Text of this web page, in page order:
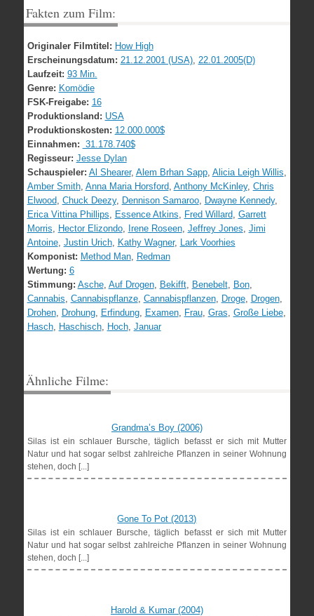
Fakten zum Film:
Originaler Filmtitel: How High
Erscheinungsdatum: 21.12.2001 (USA), 22.01.2005(D)
Laufzeit: 93 Min.
Genre: Komödie
FSK-Freigabe: 16
Produktionsland: USA
Produktionskosten: 12.000.000$
Einnahmen: 31.178.740$
Regisseur: Jesse Dylan
Schauspieler: Al Shearer, Alem Brhan Sapp, Alicia Leigh Willis,
Amber Smith, Anna Maria Horsford, Anthony McKinley, Chris
Elwood, Chuck Deezy, Dennison Samaroo, Dwayne Kennedy,
Erica Vittina Phillips, Essence Atkins, Fred Willard, Garrett
Morris, Hector Elizondo, Irene Roseen, Jeffrey Jones, Jimi
Antoine, Justin Urich, Kathy Wagner, Lark Voorhies
Komponist: Method Man, Redman
Wertung: 6
Stimmung: Asche, Auf Drogen, Bekifft, Benebelt, Bon,
Cannabis, Cannabispflanze, Cannabispflanzen, Droge, Drogen,
Drohen, Drohung, Erfindung, Examen, Frau, Gras, Große Liebe,
Hasch, Haschisch, Hoch, Januar
Ähnliche Filme:
Grandma’s Boy (2006)
Silas ist ein schlauer Bursche, täglich befasst er sich mit Mutter
Natur und hat sogar selbst zahlreiche Pflanzen in seiner Wohnung
stehen, doch [...]
Gone To Pot (2013)
Silas ist ein schlauer Bursche, täglich befasst er sich mit Mutter
Natur und hat sogar selbst zahlreiche Pflanzen in seiner Wohnung
stehen, doch [...]
Harold & Kumar (2004)